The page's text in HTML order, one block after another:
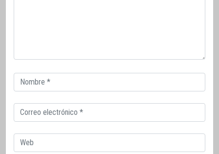
Correo
electrónico
Correo
electrónico
Web